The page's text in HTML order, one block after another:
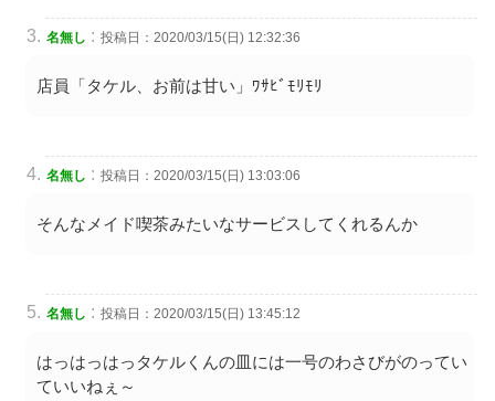
名無し : 投稿日：2020/03/15(日) 12:32:36
店員「タケル、お前は甘い」ﾜｻﾋﾞﾓﾘﾓﾘ
名無し : 投稿日：2020/03/15(日) 13:03:06
そんなメイド喫茶みたいなサービスしてくれるんか
名無し : 投稿日：2020/03/15(日) 13:45:12
はっはっはっタケルくんの皿には一号のわさびがのってい
ていいねぇ～